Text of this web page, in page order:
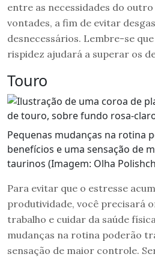
entre as necessidades do
vontades, a fim de evitar
desnecessários. Lembre-se
rispidez ajudará a superar os
Touro
Pequenas mudanças na rotina
benefícios e uma sensação de
taurinos (Imagem: Olha
Para evitar que o estresse
produtividade, você precisará
trabalho e cuidar da saúde
mudanças na rotina poderão
sensação de maior controle.